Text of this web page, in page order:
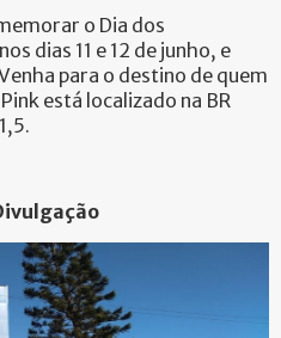
o Dia dos
dias 11 e 12 de junho, e
para o destino de quem
está localizado na BR